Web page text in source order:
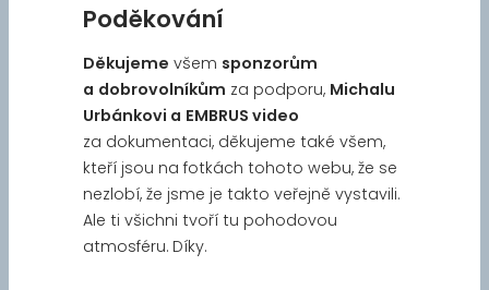
Poděkování
Děkujeme všem sponzorům
a dobrovolníkům za podporu, Michalu
Urbánkovi a EMBRUS video
za dokumentaci, děkujeme také všem,
kteří jsou na fotkách tohoto webu, že se
nezlobí, že jsme je takto veřejně vystavili.
Ale ti všichni tvoří tu pohodovou
atmosféru. Díky.